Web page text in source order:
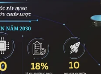
viện trợ nhân đạo tại trại
giáp giới với Ai Cập.
Lương thực thế giới